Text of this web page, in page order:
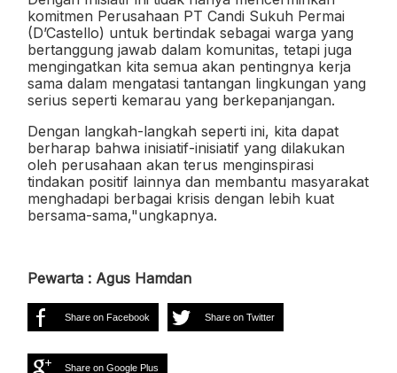
komitmen Perusahaan PT Candi Sukuh Permai
(D’Castello) untuk bertindak sebagai warga yang
bertanggung jawab dalam komunitas, tetapi juga
mengingatkan kita semua akan pentingnya kerja
sama dalam mengatasi tantangan lingkungan yang
serius seperti kemarau yang berkepanjangan.
Dengan langkah-langkah seperti ini, kita dapat
berharap bahwa inisiatif-inisiatif yang dilakukan
oleh perusahaan akan terus menginspirasi
tindakan positif lainnya dan membantu masyarakat
menghadapi berbagai krisis dengan lebih kuat
bersama-sama,"ungkapnya.
Pewarta : Agus Hamdan
Share on Facebook Share on Twitter
Share on Google Plus